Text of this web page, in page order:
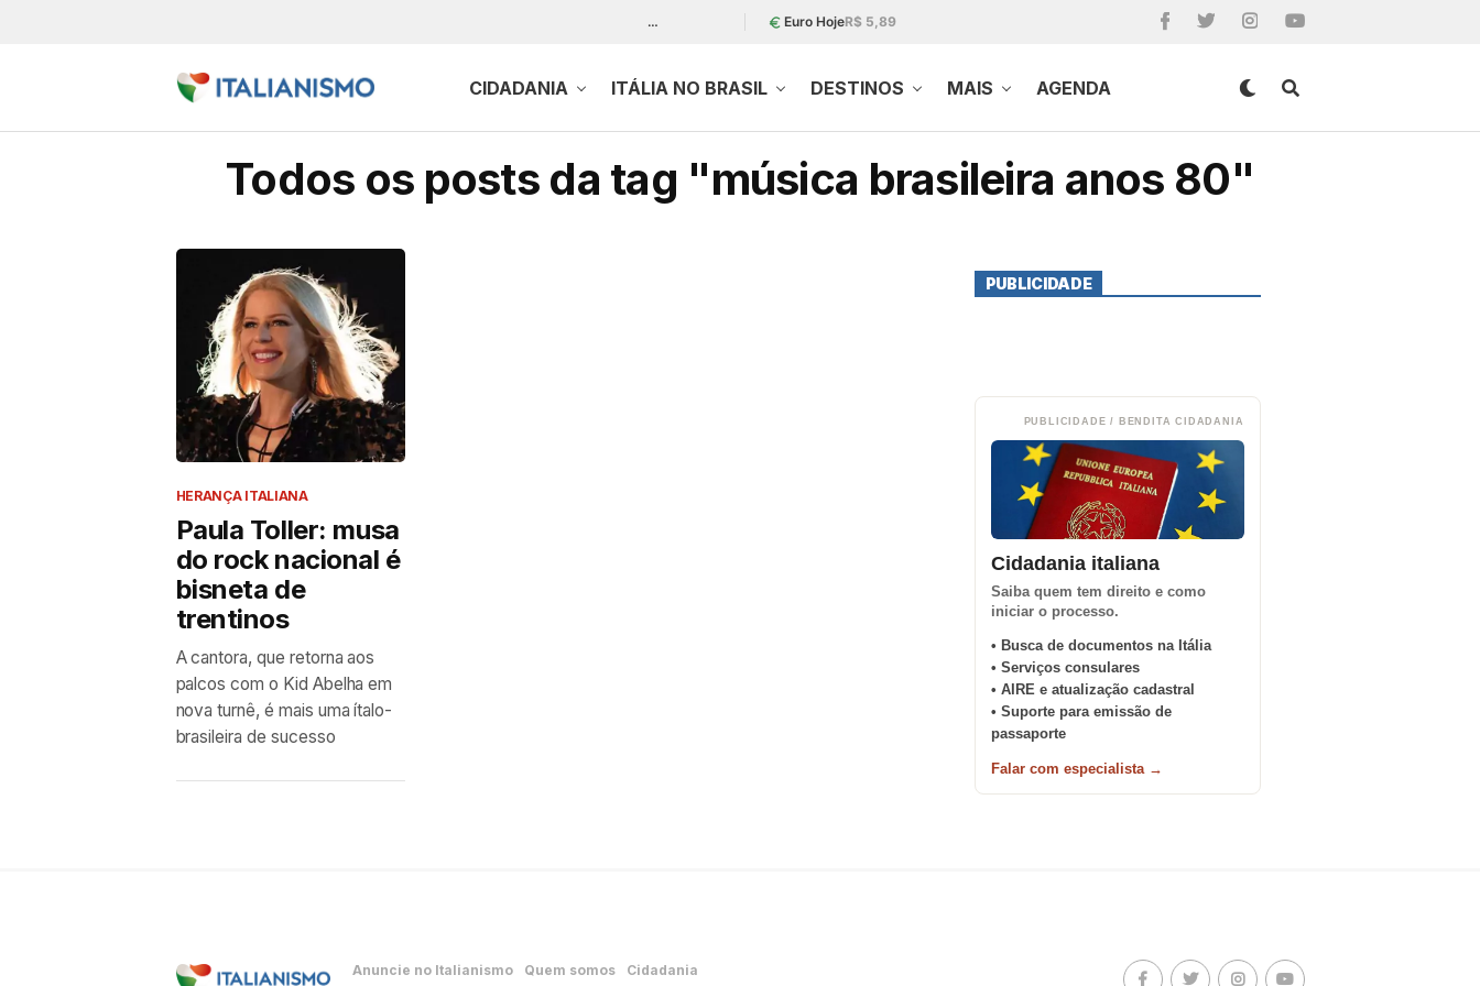
… Euro HojeR$ 5,89
CIDADANIA ITÁLIA NO BRASIL DESTINOS MAIS AGENDA
Todos os posts da tag "música brasileira anos 80"
HERANÇA ITALIANA
Paula Toller: musa
do rock nacional é
bisneta de
trentinos
A cantora, que retorna aos
palcos com o Kid Abelha em
nova turnê, é mais uma ítalo-
brasileira de sucesso
PUBLICIDADE
PUBLICIDADE / BENDITA CIDADANIA
Cidadania italiana
Saiba quem tem direito e como
iniciar o processo.
• Busca de documentos na Itália
• Serviços consulares
• AIRE e atualização cadastral
• Suporte para emissão de
passaporte
Falar com especialista →
Anuncie no Italianismo Quem somos
Cidadania